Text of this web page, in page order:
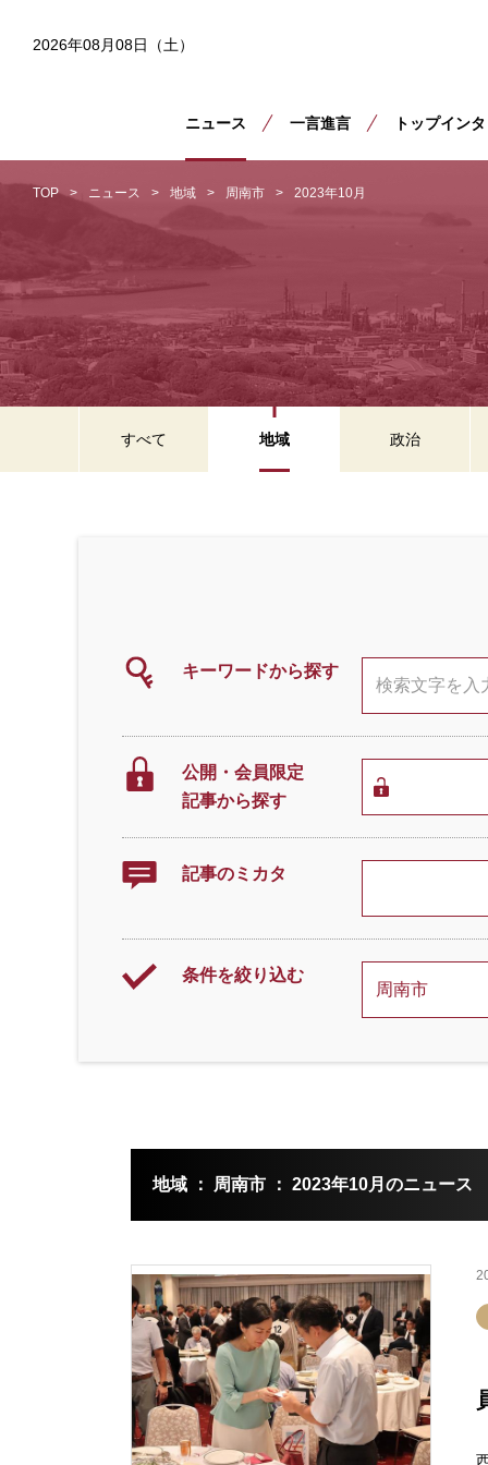
2026年08月08日（土）
ニュース 一言進言 トップイン
TOP ニュース 地域 周南市 2023年10月
キーワードから探す
公開・会員限定
記事から探す
記事のミカタ
条件を絞り込む
すべて 地域 政治
地域 ： 周南市 ： 2023年10月のニュース